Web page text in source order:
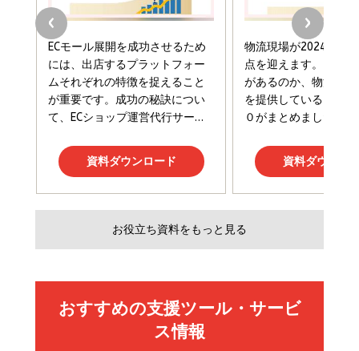
マーケティングの真実 P&G・グリコで学んだ失敗
と成長の法則
￥2,200
Amazonランキングをもっと見る
組織の成果を最大化する ルールのデザイン
￥1,980
Amazonランキングをもっと見る
組織」へ
Amazonランキングをもっと見る